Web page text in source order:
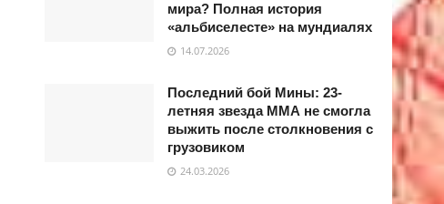
мира? Полная история
«альбиселесте» на мундиалях
14.07.2026
Последний бой Мины: 23-
летняя звезда ММА не смогла
выжить после столкновения с
грузовиком
24.03.2026